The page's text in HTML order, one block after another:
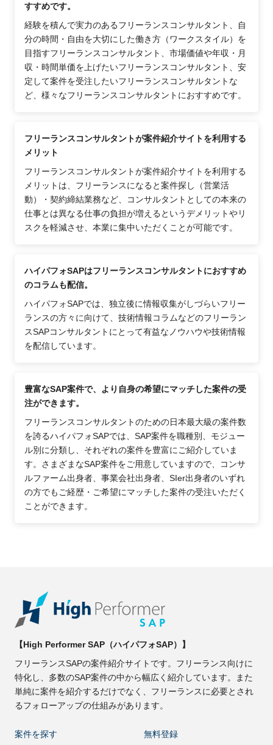
すすめです。
経験を積んで実力のあるフリーランスコンサルタント、自
分の時間・自由を大切にした働き方（ワークスタイル）を
目指すフリーランスコンサルタント、市場価値や年収・月
収・時間単価を上げたいフリーランスコンサルタント、安
定して案件を受注したいフリーランスコンサルタントな
ど、様々なフリーランスコンサルタントにおすすめです。
フリーランスコンサルタントが案件紹介サイトを利用する
メリット
フリーランスコンサルタントが案件紹介サイトを利用する
メリットは、フリーランスになると案件探し（営業活
動）・契約締結業務など、コンサルタントとしての本来の
仕事とは異なる仕事の負担が増えるというデメリットやリ
スクを軽減させ、本業に集中いただくことが可能です。
ハイパフォSAPはフリーランスコンサルタントにおすすめ
のコラムも配信。
ハイパフォSAPでは、独立後に情報収集がしづらいフリー
ランスの方々に向けて、技術情報コラムなどのフリーラン
スSAPコンサルタントにとって有益なノウハウや技術情報
を配信しています。
豊富なSAP案件で、より自身の希望にマッチした案件の受
注ができます。
フリーランスコンサルタントのための日本最大級の案件数
を誇るハイパフォSAPでは、SAP案件を職種別、モジュー
ル別に分類し、それぞれの案件を豊富にご紹介していま
す。さまざまなSAP案件をご用意していますので、コンサ
ルファーム出身者、事業会社出身者、SIer出身者のいずれ
の方でもご経歴・ご希望にマッチした案件の受注いただく
ことができます。
【High Performer SAP（ハイパフォSAP）】
フリーランスSAPの案件紹介サイトです。フリーランス向けに
特化し、多数のSAP案件の中から幅広く紹介しています。また
単純に案件を紹介するだけでなく、フリーランスに必要とされ
るフォローアップの仕組みがあります。
案件を探す
無料登録